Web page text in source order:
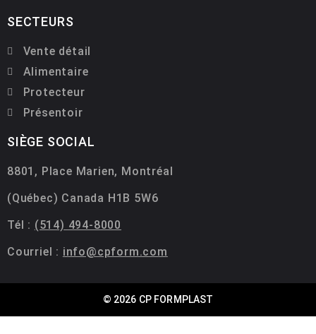
SECTEURS
Vente détail
Alimentaire
Protecteur
Présentoir
SIÈGE SOCIAL
8801, Place Marien, Montréal
(Québec) Canada H1B 5W6
Tél : (514) 494-8000
Courriel : info@cpform.com
© 2026 CP FORMPLAST